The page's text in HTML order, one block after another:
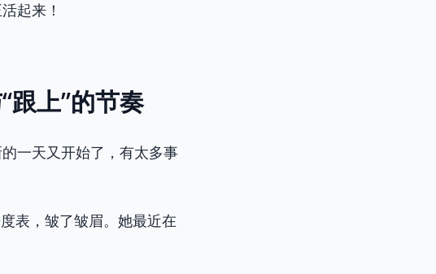
起来！
上”的节奏
一天又开始了，有太多事
表，皱了皱眉。她最近在